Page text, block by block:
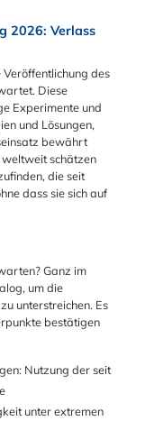
2026: Verlass
des
Diese
Experimente und
und Lösungen,
bewährt
weltweit schätzen
die seit
dass sie sich auf
Ganz im
um die
unterstreichen. Es
bestätigen
Nutzung der seit
unter extremen